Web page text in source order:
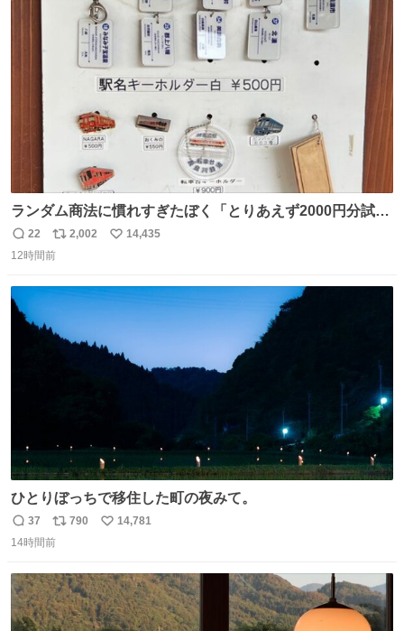
数
ランダム商法に慣れすぎたぼく「とりあえず2000円分試し
てみるか…」 駅員さん「どれが欲しいの？」 ぼく「えっ
良いんですか？」 駅員さん「何が…？？」 やっぱランダム
わ！！！！！！！！！！！！！！！！！！！！
返
信
22
リ
ポ
ト
2,002
い
数
14,435
12時間前
ひとりぼっちで移住した町の夜みて。
返
信
37
リ
ポ
ト
数
790
い
数
14,781
14時間前